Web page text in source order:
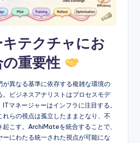
テクチャにお
重要性
が異なる基準に依存する複雑な環境の
。ビジネスアナリストはプロセスモデ
ITマネージャーはインフラに注目する。
れらの視点は孤立したままとなり、不
起こす。ArchiMateを統合することで、
ーにわたる統一された視点が可能にな